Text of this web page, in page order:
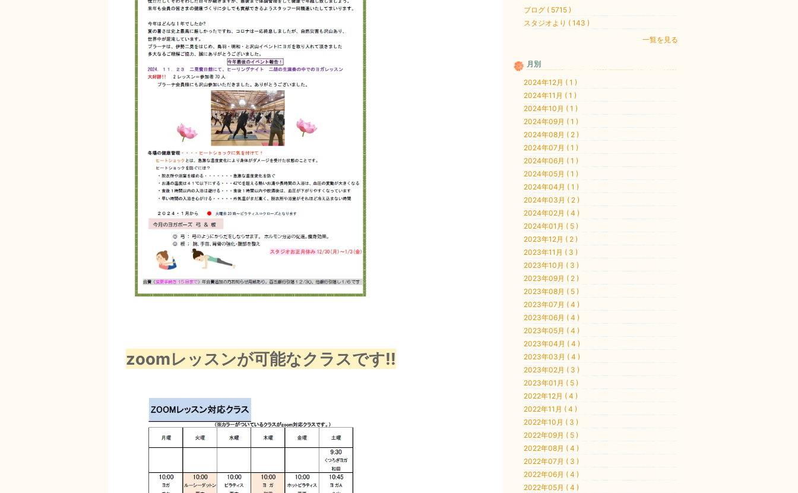
zoomレッスンが可能なクラスです‼
ブログ ( 5715 )
スタジオより ( 143 )
一覧を見る
月別
2024年12月 ( 1 )
2024年11月 ( 1 )
2024年10月 ( 1 )
2024年09月 ( 1 )
2024年08月 ( 2 )
2024年07月 ( 1 )
2024年06月 ( 1 )
2024年05月 ( 1 )
2024年04月 ( 1 )
2024年03月 ( 2 )
2024年02月 ( 4 )
2024年01月 ( 5 )
2023年12月 ( 2 )
2023年11月 ( 3 )
2023年10月 ( 3 )
2023年09月 ( 2 )
2023年08月 ( 5 )
2023年07月 ( 4 )
2023年06月 ( 4 )
2023年05月 ( 4 )
2023年04月 ( 4 )
2023年03月 ( 4 )
2023年02月 ( 3 )
2023年01月 ( 5 )
2022年12月 ( 4 )
2022年11月 ( 4 )
2022年10月 ( 3 )
2022年09月 ( 5 )
2022年08月 ( 4 )
2022年07月 ( 3 )
2022年06月 ( 4 )
2022年05月 ( 4 )